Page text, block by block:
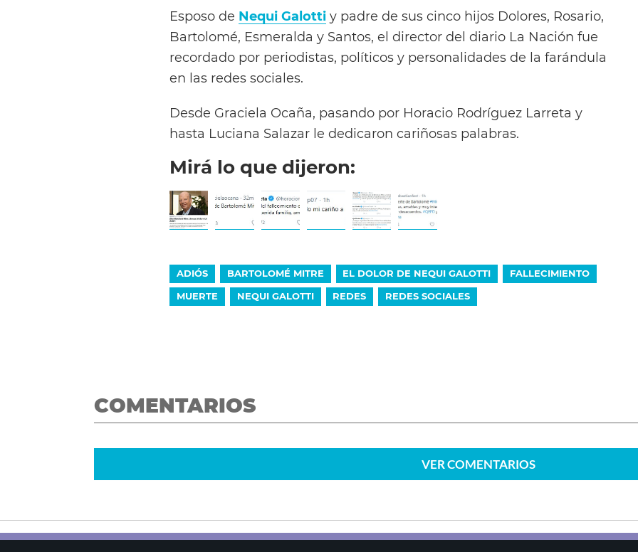
Esposo de Nequi Galotti y padre de sus cinco hijos Dolores, Rosario,
Bartolomé, Esmeralda y Santos, el director del diario La Nación fue
recordado por periodistas, políticos y personalidades de la farándula
en las redes sociales.
Desde Graciela Ocaña, pasando por Horacio Rodríguez Larreta y
hasta Luciana Salazar le dedicaron cariñosas palabras.
Mirá lo que dijeron:
ADIÓS BARTOLOMÉ MITRE EL DOLOR DE NEQUI GALOTTI
FALLECIMIENTO
MUERTE
NEQUI GALOTTI REDES REDES SOCIALES
COMENTARIOS
VERCOMENTARIOS